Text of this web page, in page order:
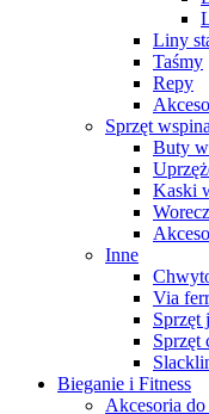
Liny
Taśmy
Repy
Sprzęt
Buty
Kaski
Inne
Via
Sprzęt
Sprzęt
Bieganie i Fitness
Akcesoria do